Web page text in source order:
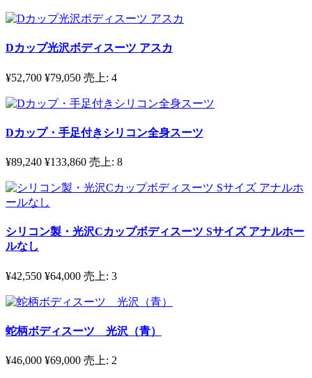
Dカップ光沢ボディスーツ アスカ
¥52,700 ¥79,050 売上: 4
Dカップ・手足付きシリコン全身スーツ
¥89,240 ¥133,860 売上: 8
シリコン製・光沢Cカップボディスーツ Sサイズ アナルホー
ルなし
¥42,550 ¥64,000 売上: 3
蛇柄ボディスーツ 光沢（青）
¥46,000 ¥69,000 売上: 2